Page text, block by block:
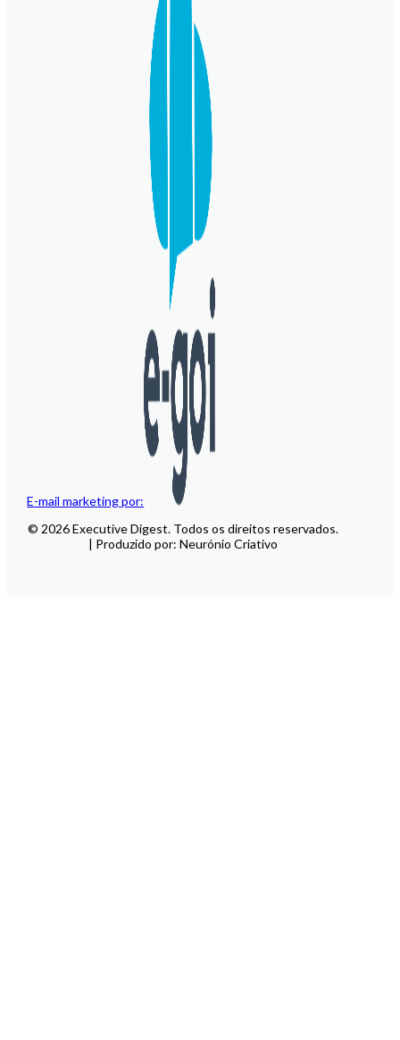
E-mail marketing por:
© 2026 Executive Digest. Todos os direitos reservados.
| Produzido por: Neurónio Criativo